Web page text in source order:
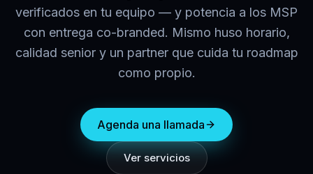
verificados en tu equipo — y potencia a los MSP
con entrega co-branded. Mismo huso horario,
calidad senior y un partner que cuida tu roadmap
como propio.
Agenda una llamada
Ver servicios